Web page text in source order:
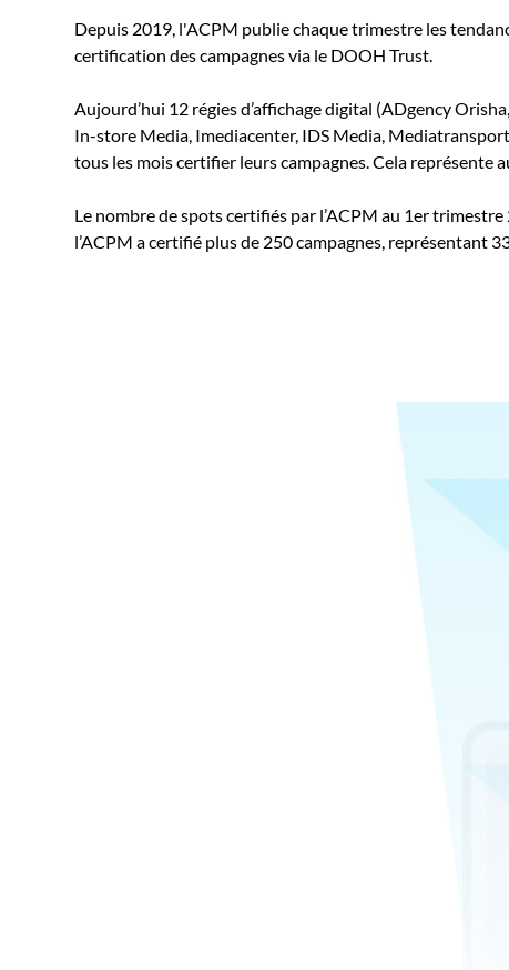
Depuis 2019, l'ACPM publie chaque trimestre les
certification des campagnes via le DOOH Trust.
Aujourd’hui 12 régies d’affichage digital (ADgency
In-store Media, Imediacenter, IDS Media,
tous les mois certifier leurs campagnes. Cela représente
Le nombre de spots certifiés par l’ACPM au 1er
l’ACPM a certifié plus de 250 campagnes, représentant